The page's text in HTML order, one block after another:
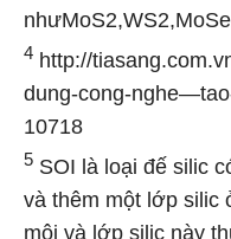
4 http://
dung-cong-
10718
5 SOI là loại đế silic
và thêm một lớp silic
môi và lớp silic này